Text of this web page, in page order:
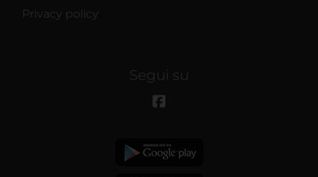
Privacy policy
Segui su